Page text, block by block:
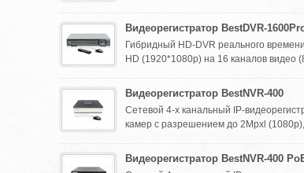
Видеорегистратор BestDVR-
Гибридный HD-DVR реального
HD (1920*1080p) на 16 каналов видео
Видеорегистратор BestNVR-400
Сетевой 4-х канальный IP-
камер с разрешением до 2Mpxl
Видеорегистратор BestNVR-400